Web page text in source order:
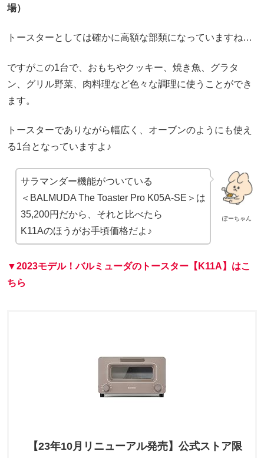
場）
トースターとしては確かに高額な部類になっていますね…
ですがこの1台で、おもちやクッキー、焼き魚、グラタ
ン、グリル野菜、肉料理など色々な調理に使うことができ
ます。
トースターでありながら幅広く、オーブンのようにも使え
る1台となっていますよ♪
ぽーちゃん
サラマンダー機能がついている
＜BALMUDA The Toaster Pro K05A-SE＞は
35,200円だから、それと比べたら
K11Aのほうがお手頃価格だよ♪
▼2023モデル！バルミューダのトースター【K11A】はこ
ちら
【23年10月リニューアル発売】公式ストア限